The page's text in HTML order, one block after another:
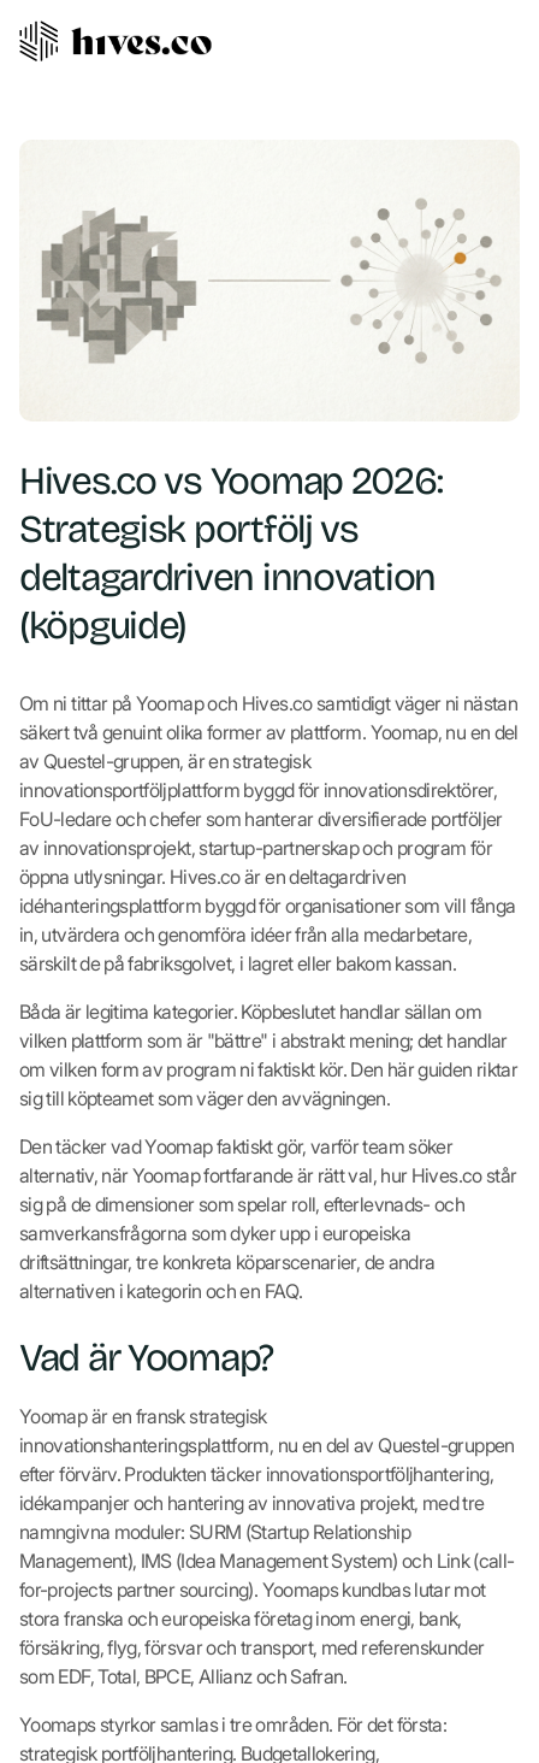
Hives.co vs Yoomap 2026:
Strategisk portfölj vs
deltagardriven innovation
(köpguide)
Om ni tittar på Yoomap och Hives.co samtidigt väger ni nästan
säkert två genuint olika former av plattform. Yoomap, nu en del
av Questel-gruppen, är en strategisk
innovationsportföljplattform byggd för innovationsdirektörer,
FoU-ledare och chefer som hanterar diversifierade portföljer
av innovationsprojekt, startup-partnerskap och program för
öppna utlysningar. Hives.co är en deltagardriven
idéhanteringsplattform byggd för organisationer som vill fånga
in, utvärdera och genomföra idéer från alla medarbetare,
särskilt de på fabriksgolvet, i lagret eller bakom kassan.
Båda är legitima kategorier. Köpbeslutet handlar sällan om
vilken plattform som är "bättre" i abstrakt mening; det handlar
om vilken form av program ni faktiskt kör. Den här guiden riktar
sig till köpteamet som väger den avvägningen.
Den täcker vad Yoomap faktiskt gör, varför team söker
alternativ, när Yoomap fortfarande är rätt val, hur Hives.co står
sig på de dimensioner som spelar roll, efterlevnads- och
samverkansfrågorna som dyker upp i europeiska
driftsättningar, tre konkreta köparscenarier, de andra
alternativen i kategorin och en FAQ.
Vad är Yoomap?
Yoomap är en fransk strategisk
innovationshanteringsplattform, nu en del av Questel-gruppen
efter förvärv. Produkten täcker innovationsportföljhantering,
idékampanjer och hantering av innovativa projekt, med tre
namngivna moduler: SURM (Startup Relationship
Management), IMS (Idea Management System) och Link (call-
for-projects partner sourcing). Yoomaps kundbas lutar mot
stora franska och europeiska företag inom energi, bank,
försäkring, flyg, försvar och transport, med referenskunder
som EDF, Total, BPCE, Allianz och Safran.
Yoomaps styrkor samlas i tre områden. För det första:
strategisk portföljhantering. Budgetallokering,